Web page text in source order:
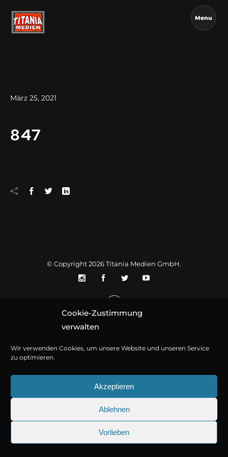
Cookie-Zustimmung
verwalten
Wir verwenden Cookies, um unsere Website und unseren Service
zu optimieren.
Akzeptieren
Ablehnen
Vorlieben
Menu
März 25, 2021
847
© Copyright 2026Titania Medien GmbH.